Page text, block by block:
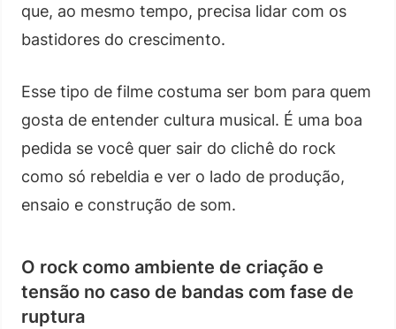
que, ao mesmo tempo, precisa lidar com os
bastidores do crescimento.
Esse tipo de filme costuma ser bom para quem
gosta de entender cultura musical. É uma boa
pedida se você quer sair do clichê do rock
como só rebeldia e ver o lado de produção,
ensaio e construção de som.
O rock como ambiente de criação e
tensão no caso de bandas com fase de
ruptura